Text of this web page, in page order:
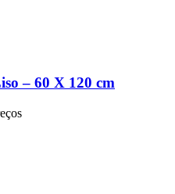
– 60 X 120 cm